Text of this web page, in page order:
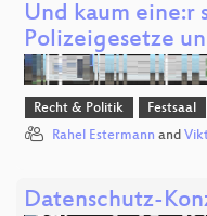
Und kaum eine:r
Polizeigesetze
Recht & Politik Festsaal
Rahel Estermann and
Datenschutz-